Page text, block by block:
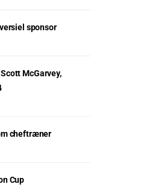
sponsor
McGarvey,
cheftræner
Cup